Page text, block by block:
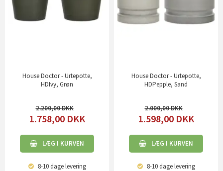
House Doctor - Urtepotte,
HDIvy, Grøn
2.200,00
1.758,00 DKK
LÆG I KURVEN
8-10 dagelevering
House Doctor - Urtepotte,
HDPepple, Sand
2.000,00
1.598,00 DKK
LÆG I KURVEN
8-10 dagelevering